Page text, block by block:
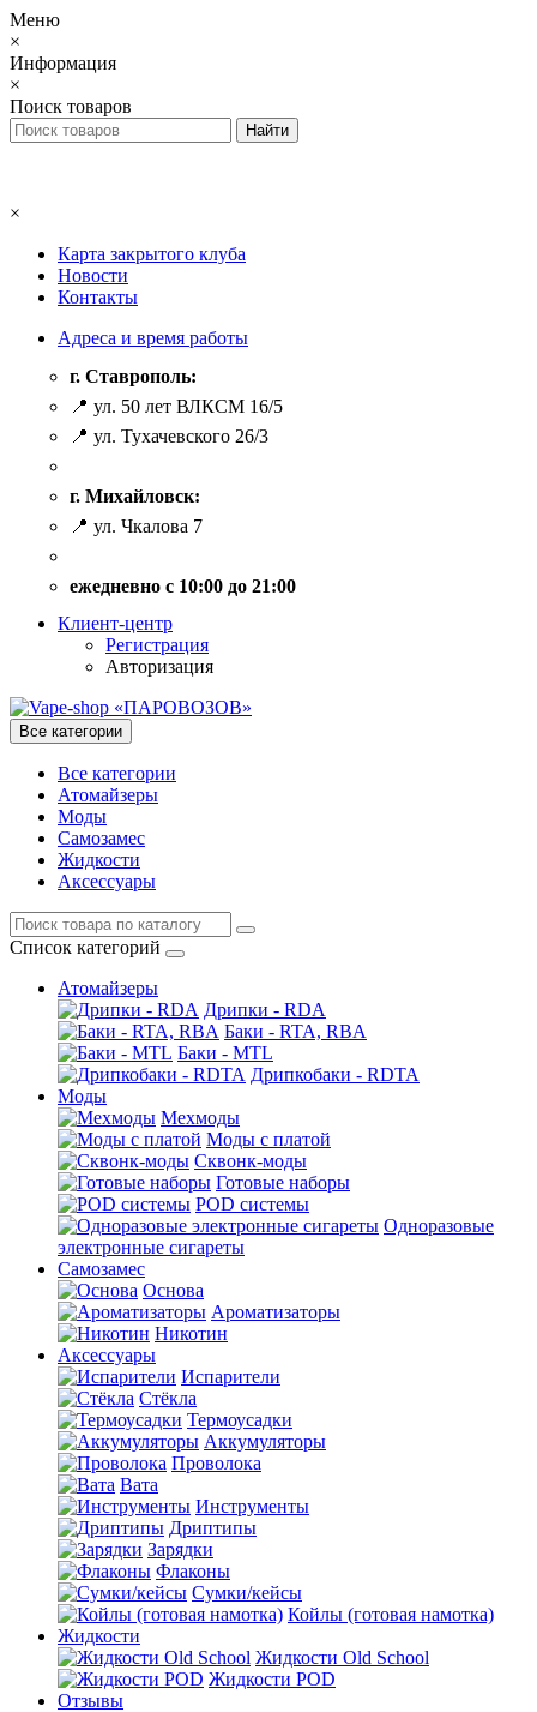
Меню
×
Информация
×
Поиск товаров
×
Карта закрытого клуба
Новости
Контакты
Адреса и время работы
г. Ставрополь:
📍 ул. 50 лет ВЛКСМ 16/5
📍 ул. Тухачевского 26/3
г. Михайловск:
📍 ул. Чкалова 7
ежедневно с 10:00 до 21:00
Клиент-центр
Регистрация
Авторизация
Все категории
Все категории
Атомайзеры
Моды
Самозамес
Жидкости
Аксессуары
Список категорий
Атомайзеры
Дрипки - RDA
Баки - RTA, RBA
Баки - MTL
Дрипкобаки - RDTA
Моды
Мехмоды
Моды с платой
Сквонк-моды
Готовые наборы
POD системы
Одноразовые
электронные сигареты
Самозамес
Основа
Ароматизаторы
Никотин
Аксессуары
Испарители
Стёкла
Термоусадки
Аккумуляторы
Проволока
Вата
Инструменты
Дриптипы
Зарядки
Флаконы
Сумки/кейсы
Койлы (готовая намотка)
Жидкости
Жидкости Old School
Жидкости POD
Отзывы